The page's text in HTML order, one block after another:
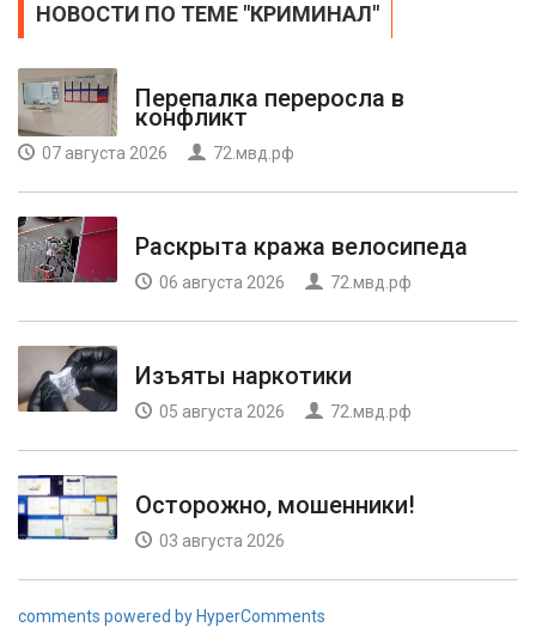
НОВОСТИ ПО ТЕМЕ "КРИМИНАЛ"
Перепалка переросла в
конфликт
07 августа 2026 72.мвд.рф
Раскрыта кража велосипеда
06 августа 2026 72.мвд.рф
Изъяты наркотики
05 августа 2026 72.мвд.рф
Осторожно, мошенники!
03 августа 2026
comments powered by HyperComments